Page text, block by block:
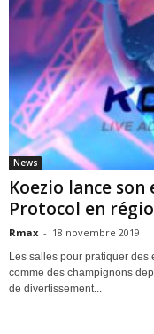
News
Koezio lance son
Protocol en
Rmax - 18 novembre 2019
Les salles pour pratiquer
comme des champignons
de divertissement...